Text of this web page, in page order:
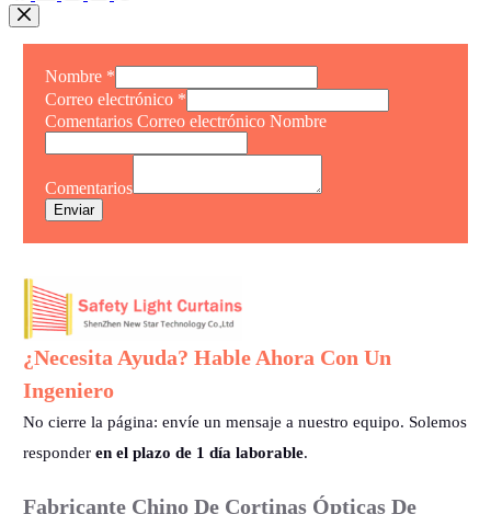
Nombre *
Correo electrónico *
Comentarios Correo electrónico Nombre
Comentarios
Enviar
¿Necesita Ayuda? Hable Ahora Con Un
Ingeniero
No cierre la página: envíe un mensaje a nuestro equipo. Solemos
responderen el plazo de 1 día laborable.
Fabricante Chino De Cortinas Ópticas De